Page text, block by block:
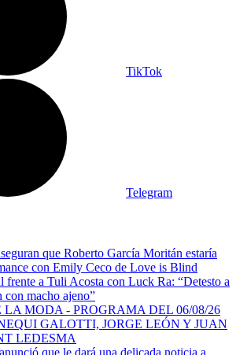
TikTok
Telegram
que Roberto García Moritán estaría
con Emily Ceco de Love is Blind
frente a Tuli Acosta con Luck Ra: “Detesto a
con macho ajeno”
MODA - PROGRAMA DEL 06/08/26
GALOTTI, JORGE LEÓN Y JUAN
LEDESMA